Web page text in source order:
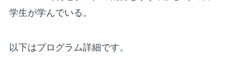
学生が学んでいる。
以下はプログラム詳細です。